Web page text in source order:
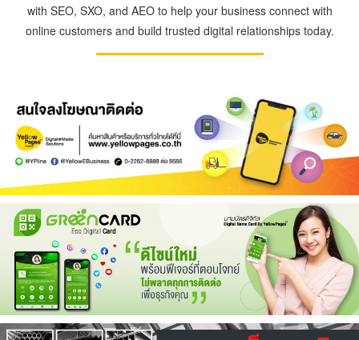
with SEO, SXO, and AEO to help your business connect with
online customers and build trusted digital relationships today.